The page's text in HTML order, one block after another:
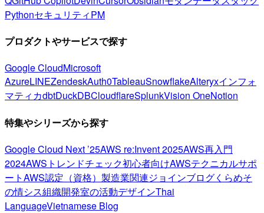
PythonセキュリティPM
プロダクトやサービスで探す
Google CloudMicrosoft
AzureLINEZendeskAuth0TableauSnowflakeAlteryxインフォ
マティカdbtDuckDBCloudflareSplunkVision OneNotion
特集やシリーズから探す
Google Cloud Next ’25AWS re:Invent 2025AWS再入門
2024AWSトレンドチェック初心者向けAWSテクニカルサポ
ートAWS認定（資格） 製造業関連ジョインブログくらめそ
の情シス組織開発室の活動デザインThai
LanguageVietnamese Blog